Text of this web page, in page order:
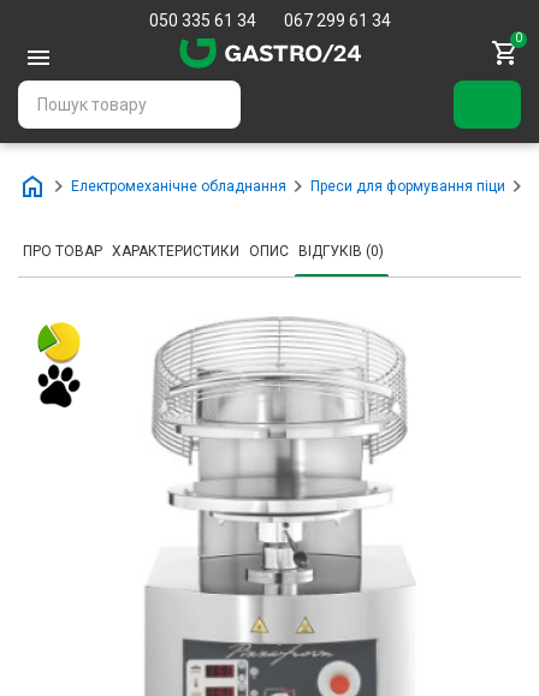
050 335 61 34 067 299 61 34
0
Електромеханічне обладнання Преси для формування піци
ПРО ТОВАР ХАРАКТЕРИСТИКИ ОПИС ВІДГУКІВ (0)